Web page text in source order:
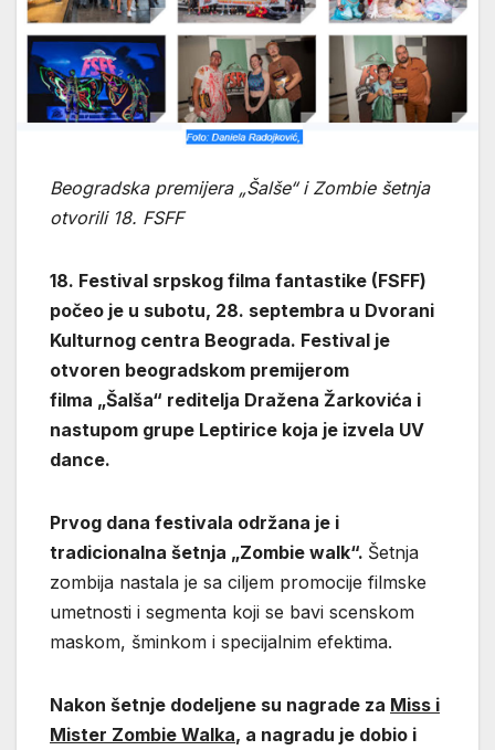
Beogradska premijera „Šalše“i Zombie šetnja
otvorili 18. FSFF
18. Festival srpskog filma fantastike (FSFF)
počeo je u subotu, 28. septembra u Dvorani
Kulturnog centra Beograda. Festival je
otvoren beogradskom premijerom
filma „Šalša“ reditelja Dražena Žarkovića i
nastupom grupe Leptirice kojа је izvela UV
dance.
Prvog dana festivala održana je i
tradicionalna šetnja „Zombie walk“. Šetnja
zombija nastala je sa ciljem promocije filmske
umetnosti i segmenta koji se bavi scenskom
maskom, šminkom i specijalnim efektima.
Nakon šetnje dodeljene su nagrade za Miss i
Mister Zombie Walka, a nagradu je dobio i